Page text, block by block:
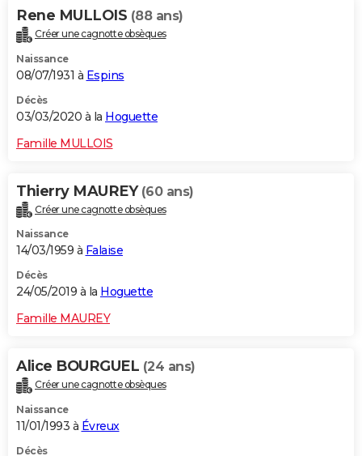
Rene MULLOIS (88 ans)
Créer une cagnotte obsèques
Naissance
08/07/1931 à Espins
Décès
03/03/2020 à la Hoguette
Famille MULLOIS
Thierry MAUREY (60 ans)
Créer une cagnotte obsèques
Naissance
14/03/1959 à Falaise
Décès
24/05/2019 à la Hoguette
Famille MAUREY
Alice BOURGUEL (24 ans)
Créer une cagnotte obsèques
Naissance
11/01/1993 à Évreux
Décès